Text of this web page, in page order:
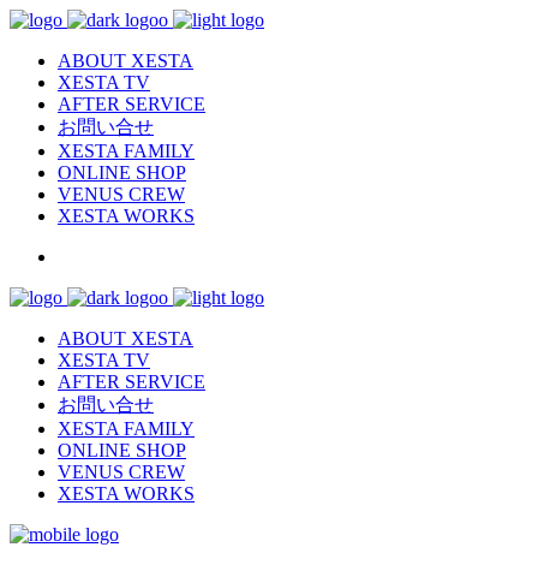
ABOUT XESTA
XESTA TV
AFTER SERVICE
お問い合せ
XESTA FAMILY
ONLINE SHOP
VENUS CREW
XESTA WORKS
ABOUT XESTA
XESTA TV
AFTER SERVICE
お問い合せ
XESTA FAMILY
ONLINE SHOP
VENUS CREW
XESTA WORKS